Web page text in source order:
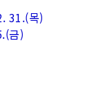
31.(목)
금)